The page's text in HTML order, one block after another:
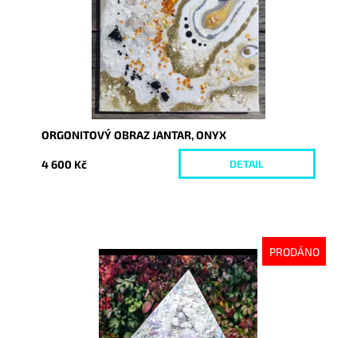
ORGONITOVÝ OBRAZ JANTAR, ONYX
4 600 Kč DETAIL
PRODÁNO
Dostupnost:
Vyprodáno
7466